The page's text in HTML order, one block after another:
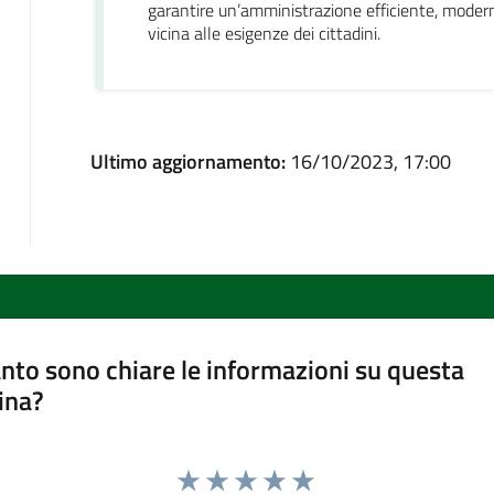
garantire un’amministrazione efficiente,
vicina alle esigenze dei cittadini.
Ultimo aggiornamento: 16/10/2023, 17:00
sono chiare le informazioni su questa